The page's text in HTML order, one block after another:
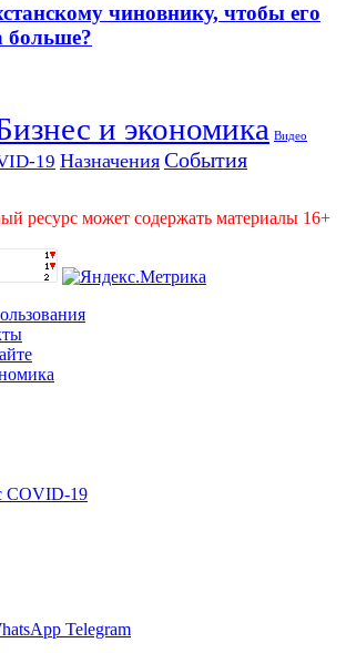
чиновнику, чтобы его
больше?
и экономика Видео
19 Назначения События
ресурс может содержать материалы 16+
COVID-19
Telegram